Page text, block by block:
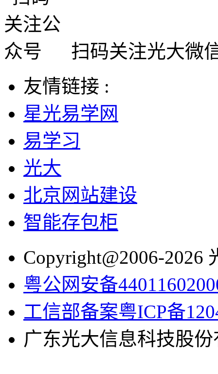
扫码关注光大微
友情链接 :
星光易学网
易学习
光大
北京网站建设
智能存包柜
Copyright@2006-2026
粤公网安备
工信部备案粤ICP备
广东光大信息科技股